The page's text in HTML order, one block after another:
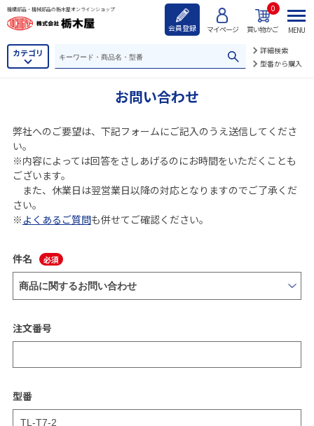
機構部品・機械部品の栃木屋オンラインショップ
会員登録 マイページ 買い物かご
0
カテゴリ
詳細検索
型番から購入
MENU
お問い合わせ
弊社へのご要望は、下記フォームにご記入のうえ送信してくださ
い。
※内容によっては回答をさしあげるのにお時間をいただくことも
ございます。
また、休業日は翌営業日以降の対応となりますのでご了承くだ
さい。
※ よくあるご質問も併せてご確認ください。
件名
注文番号
型番